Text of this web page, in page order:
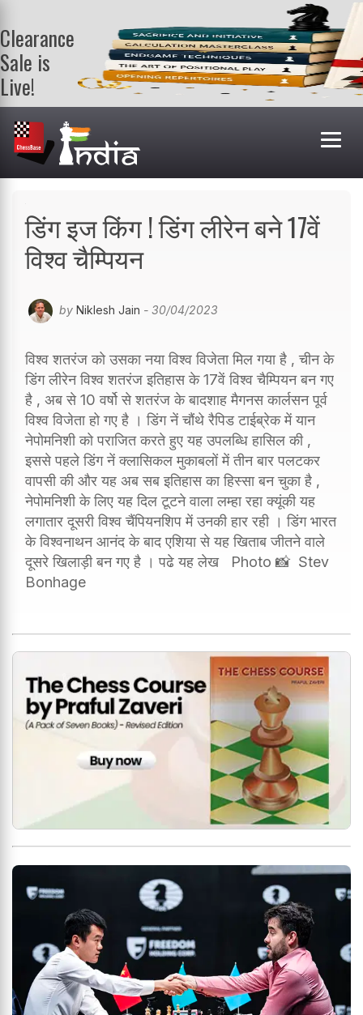
Clearance
Sale is
Live!
Get a FREE
book on
purchasing 2
or more
books. Valid
डिंग इज किंग ! डिंग लीरेन बने 17वें
विश्व चैम्पियन
by Niklesh Jain - 30/04/2023
विश्व शतरंज को उसका नया विश्व विजेता मिल गया है , चीन के
डिंग लीरेन विश्व शतरंज इतिहास के 17वें विश्व चैम्पियन बन गए
है , अब से 10 वर्षो से शतरंज के बादशाह मैगनस कार्लसन पूर्व
विश्व विजेता हो गए है । डिंग नें चौंथे रैपिड टाईब्रेक में यान
नेपोमनिशी को पराजित करते हुए यह उपलब्धि हासिल की ,
इससे पहले डिंग नें क्लासिकल मुकाबलों में तीन बार पलटकर
वापसी की और यह अब सब इतिहास का हिस्सा बन चुका है ,
नेपोमनिशी के लिए यह दिल टूटने वाला लम्हा रहा क्यूंकी यह
लगातार दूसरी विश्व चैंपियनशिप में उनकी हार रही । डिंग भारत
के विश्वनाथन आनंद के बाद एशिया से यह खिताब जीतने वाले
दूसरे खिलाड़ी बन गए है । पढे यह लेख Photo 📸 Stev
Bonhage